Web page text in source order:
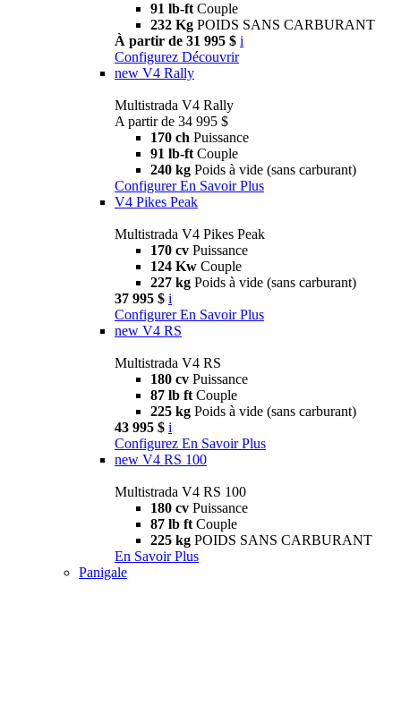
91 lb-ft Couple
232 Kg POIDS SANS CARBURANT
À partir de 31 995 $ i
Configurez Découvrir
new V4 Rally
Multistrada V4 Rally
A partir de 34 995 $
170 ch Puissance
91 lb-ft Couple
240 kg Poids à vide (sans carburant)
Configurer En Savoir Plus
V4 Pikes Peak
Multistrada V4 Pikes Peak
170 cv Puissance
124 Kw Couple
227 kg Poids à vide (sans carburant)
37 995 $ i
Configurer En Savoir Plus
new V4 RS
Multistrada V4 RS
180 cv Puissance
87 lb ft Couple
225 kg Poids à vide (sans carburant)
43 995 $ i
Configurez En Savoir Plus
new V4 RS 100
Multistrada V4 RS 100
180 cv Puissance
87 lb ft Couple
225 kg POIDS SANS CARBURANT
En Savoir Plus
Panigale